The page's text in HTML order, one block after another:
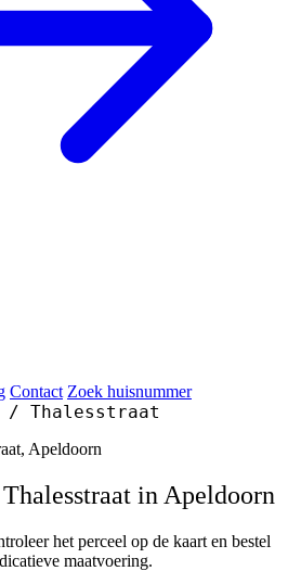
Contact Zoek huisnummer
/ Thalesstraat
Apeldoorn
in Apeldoorn
het perceel op de kaart en bestel
maatvoering.